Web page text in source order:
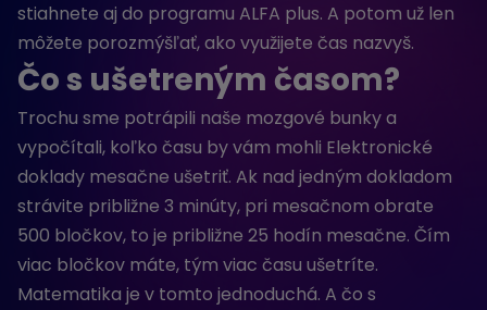
stiahnete aj do programu ALFA plus. A potom už len
môžete porozmýšľať, ako využijete čas nazvyš.
Čo s ušetreným časom?
Trochu sme potrápili naše mozgové bunky a
vypočítali, koľko času by vám mohli Elektronické
doklady mesačne ušetriť. Ak nad jedným dokladom
strávite približne 3 minúty, pri mesačnom obrate
500 bločkov, to je približne 25 hodín mesačne. Čím
viac bločkov máte, tým viac času ušetríte.
Matematika je v tomto jednoduchá. A čo s